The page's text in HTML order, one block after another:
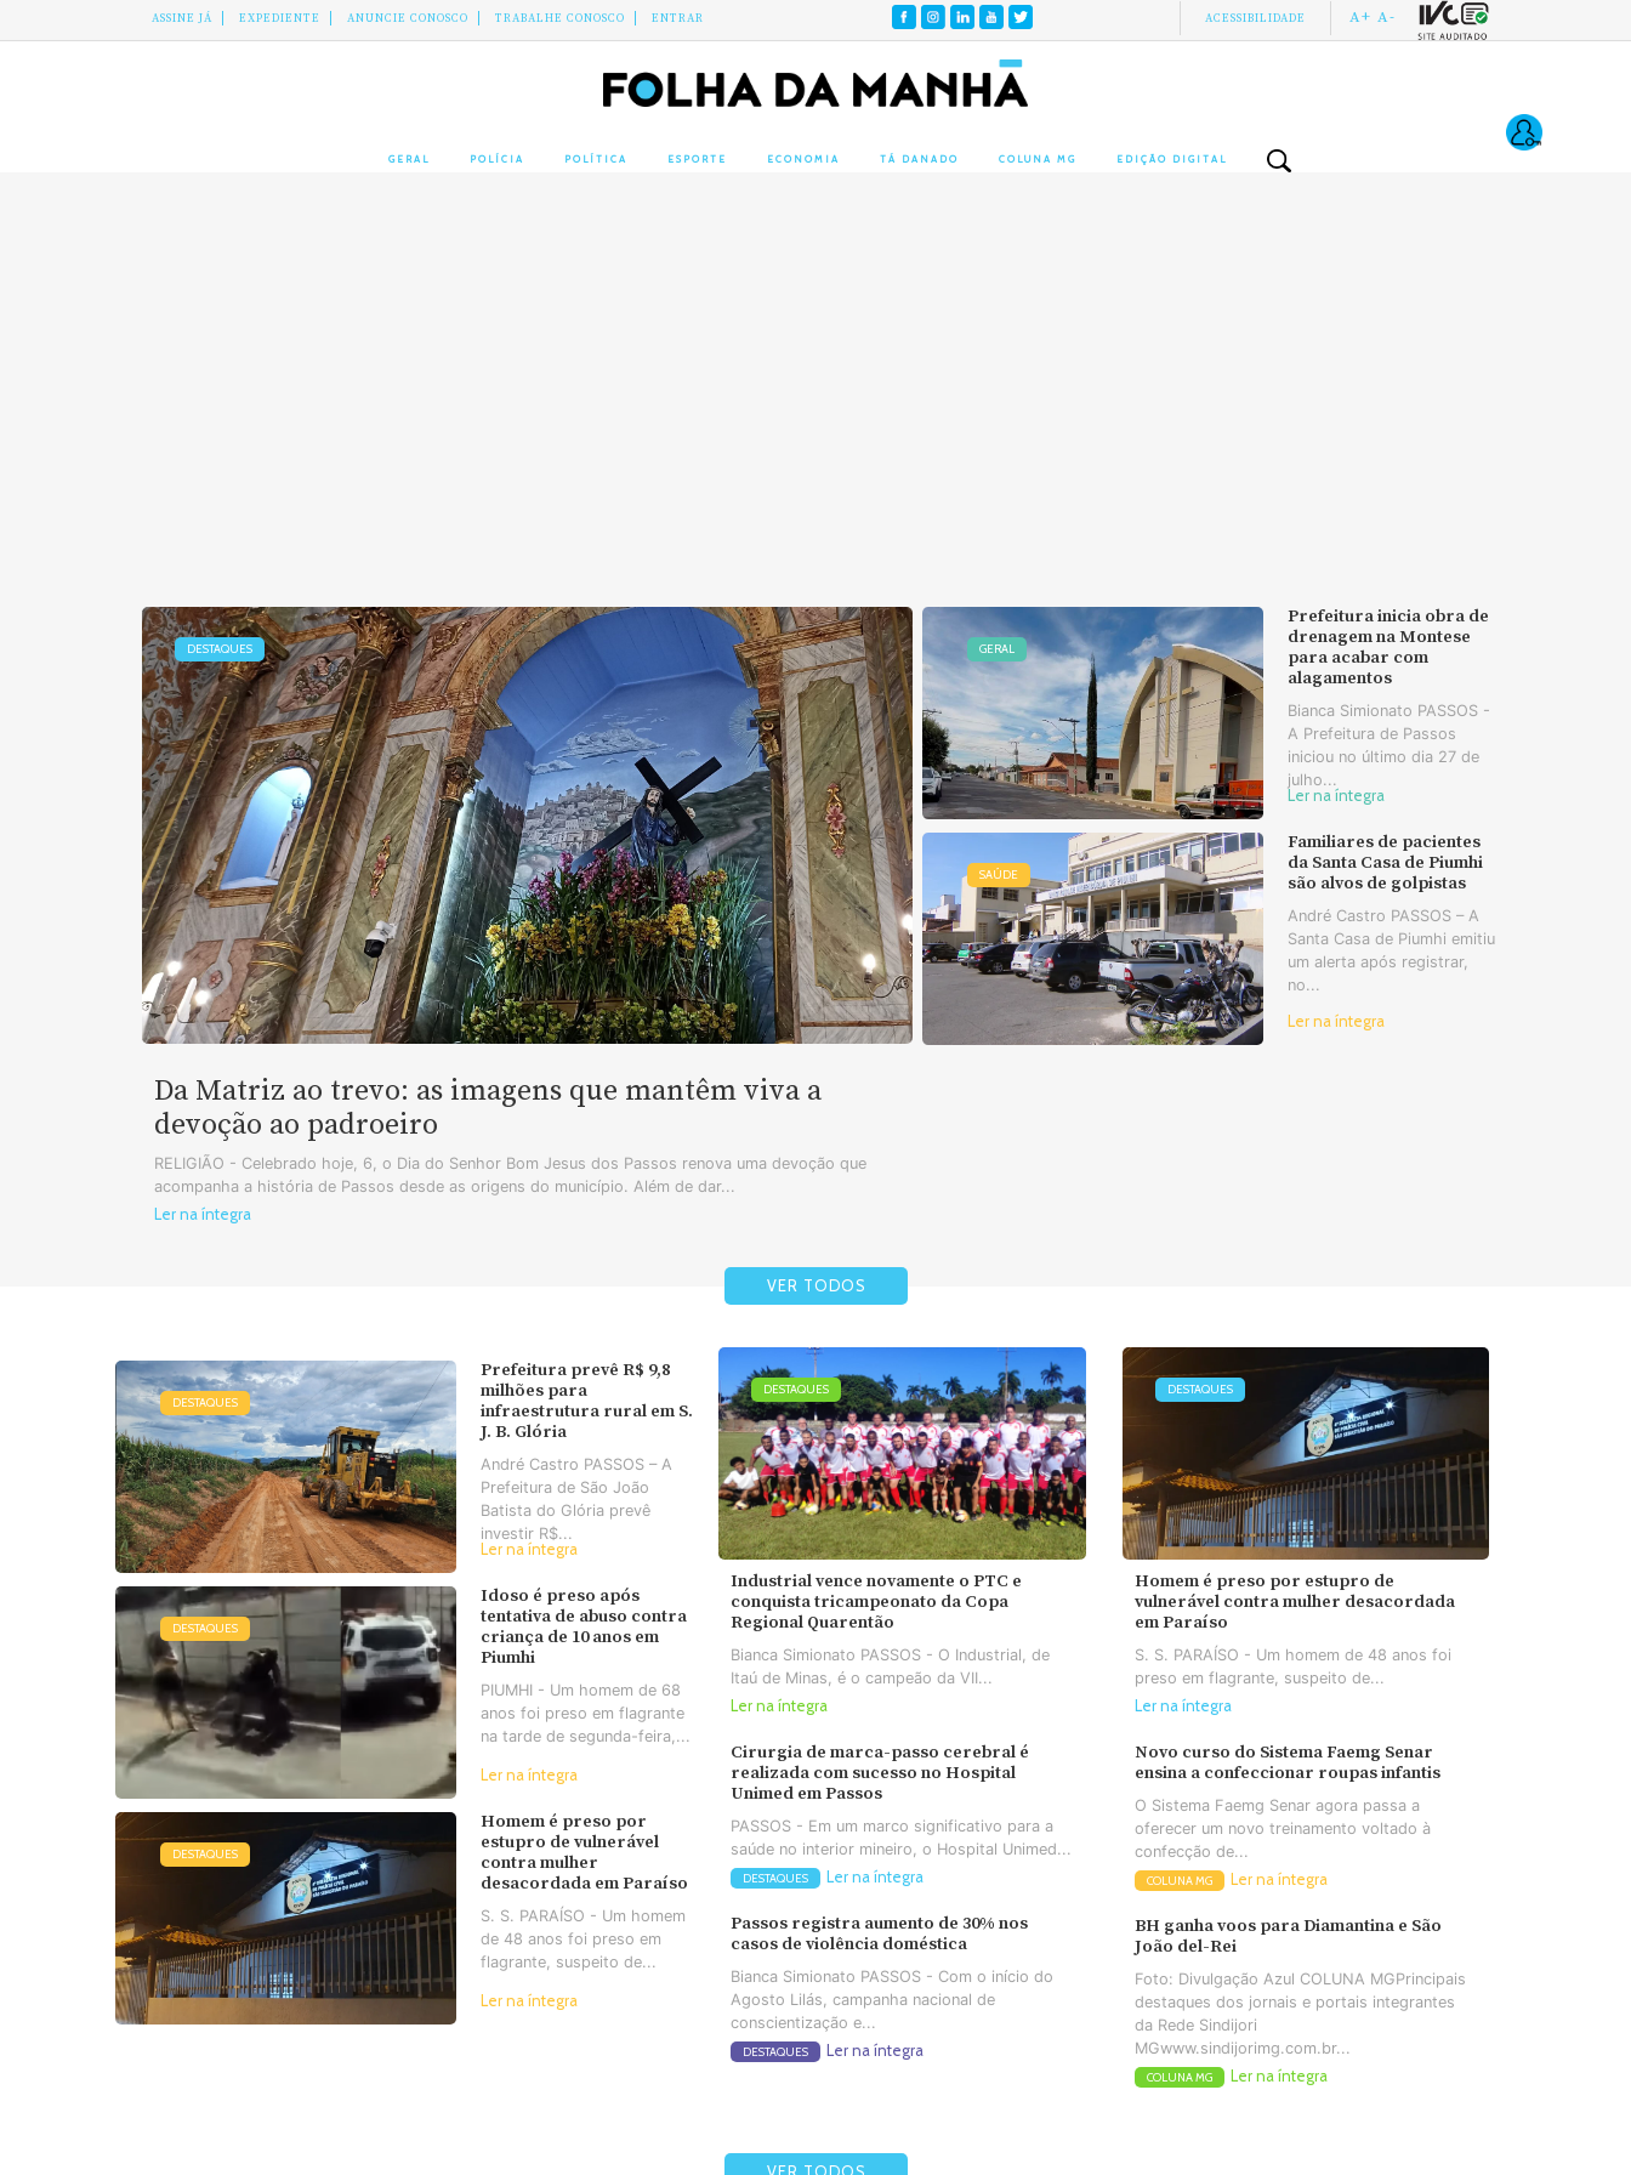
ASSINE JÁ EXPEDIENTE ANUNCIE CONOSCO TRABALHE CONOSCO ENTRAR ACESSIBILIDADE A+ A-
GERAL POLÍCIA POLÍTICA ESPORTE ECONOMIA TÁ DANADO COLUNA MG EDIÇÃO DIGITAL
DESTAQUES
Da Matriz ao trevo: as imagens que mantêm viva a
devoção ao padroeiro
RELIGIÃO - Celebrado hoje, 6, o Dia do Senhor Bom Jesus dos Passos renova uma devoção que
acompanha a história de Passos desde as origens do município. Além de dar...
Ler na íntegra
GERAL
Prefeitura inicia obra de
drenagem na Montese
para acabar com
alagamentos
Bianca Simionato PASSOS -
A Prefeitura de Passos
iniciou no último dia 27 de
julho...
Ler na íntegra
SAÚDE
Familiares de pacientes
da Santa Casa de Piumhi
são alvos de golpistas
André Castro PASSOS – A
Santa Casa de Piumhi emitiu
um alerta após registrar,
no...
Ler na íntegra
VER TODOS
DESTAQUES
Prefeitura prevê R$ 9,8
milhões para
infraestrutura rural em S.
J. B. Glória
André Castro PASSOS – A
Prefeitura de São João
Batista do Glória prevê
investir R$...
Ler na íntegra
DESTAQUES
Idoso é preso após
tentativa de abuso contra
criança de 10 anos em
Piumhi
PIUMHI - Um homem de 68
anos foi preso em flagrante
na tarde de segunda-feira,...
Ler na íntegra
DESTAQUES
Homem é preso por
estupro de vulnerável
contra mulher
desacordada em Paraíso
S. S. PARAÍSO - Um homem
de 48 anos foi preso em
flagrante, suspeito de...
Ler na íntegra
DESTAQUES
Industrial vence novamente o PTC e
conquista tricampeonato da Copa
Regional Quarentão
Bianca Simionato PASSOS - O Industrial, de
Itaú de Minas, é o campeão da VII...
Ler na íntegra
Cirurgia de marca-passo cerebral é
realizada com sucesso no Hospital
Unimed em Passos
PASSOS - Em um marco significativo para a
saúde no interior mineiro, o Hospital Unimed...
DESTAQUES Ler na íntegra
Passos registra aumento de 30% nos
casos de violência doméstica
Bianca Simionato PASSOS - Com o início do
Agosto Lilás, campanha nacional de
conscientização e...
DESTAQUES Ler na íntegra
DESTAQUES
Homem é preso por estupro de
vulnerável contra mulher desacordada
em Paraíso
S. S. PARAÍSO - Um homem de 48 anos foi
preso em flagrante, suspeito de...
Ler na íntegra
Novo curso do Sistema Faemg Senar
ensina a confeccionar roupas infantis
O Sistema Faemg Senar agora passa a
oferecer um novo treinamento voltado à
confecção de...
COLUNA MG Ler na íntegra
BH ganha voos para Diamantina e São
João del-Rei
Foto: Divulgação Azul COLUNA MGPrincipais
destaques dos jornais e portais integrantes
da Rede Sindijori
MGwww.sindijorimg.com.br...
COLUNA MG Ler na íntegra